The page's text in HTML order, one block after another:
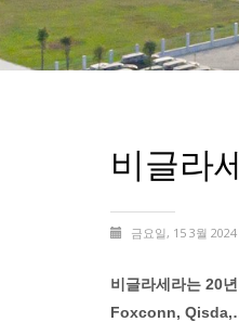
비글라
금요일, 15 3월 2024
비글라세라는 20
Foxconn, Qisda,…